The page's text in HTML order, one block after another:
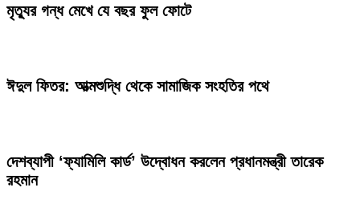
মৃত্যুর গন্ধ মেখে যে বছর ফুল ফোটে
ঈদুল ফিতর: আত্মশুদ্ধি থেকে সামাজিক সংহতির পথে
দেশব্যাপী ‘ফ্যামিলি কার্ড’ উদ্বোধন করলেন প্রধানমন্ত্রী তারেক
রহমান